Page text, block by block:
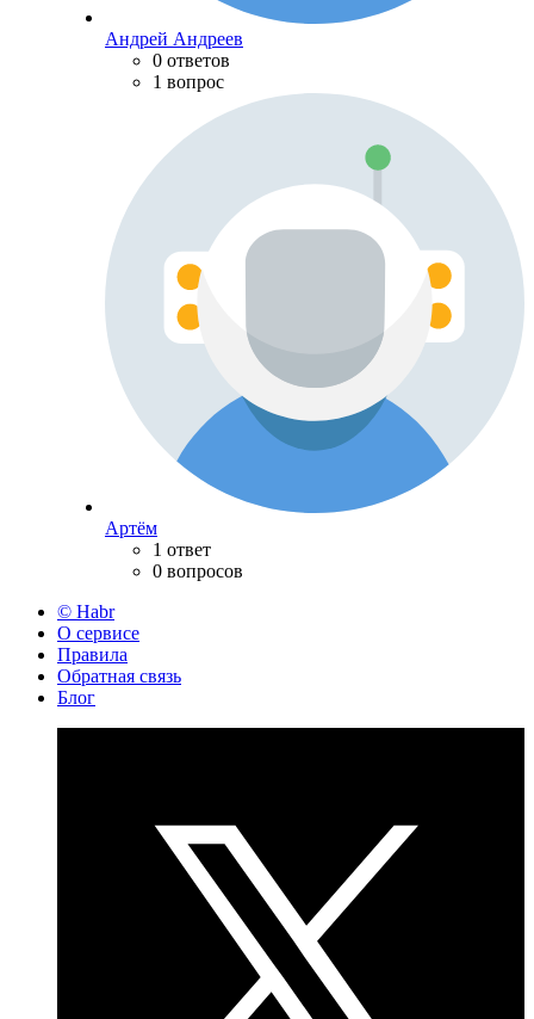
Андрей Андреев
0 ответов
1 вопрос
Артём
1 ответ
0 вопросов
© Habr
О сервисе
Правила
Обратная связь
Блог